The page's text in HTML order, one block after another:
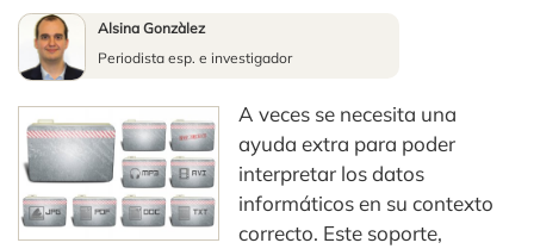
Alsina Gonzàlez
Periodista esp. e investigador
A veces se necesita una
ayuda extra para poder
interpretar los datos
informáticos en su contexto
correcto. Este soporte,